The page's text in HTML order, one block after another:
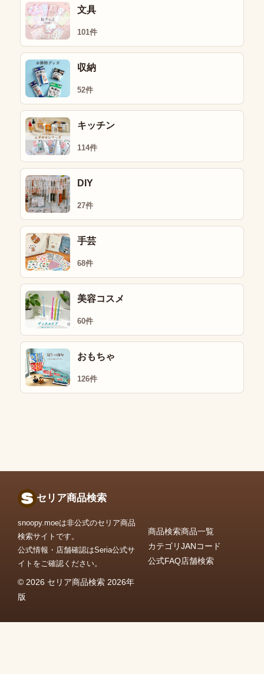
文具
101件
収納
52件
キッチン
114件
DIY
27件
手芸
68件
美容コスメ
60件
おもちゃ
126件
セリア商品検索
snoopy.moeは非公式のセリア商品
検索サイトです。
公式情報・店舗確認はSeria公式サ
イトをご確認ください。
© 2026 セリア商品検索 2026年
版
商品検索商品一覧
カテゴリJANコード
公式FAQ店舗検索